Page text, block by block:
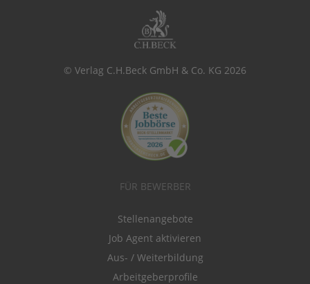
© Verlag C.H.Beck GmbH & Co. KG 2026
FÜR BEWERBER
Stellenangebote
Job Agent aktivieren
Aus- / Weiterbildung
Arbeitgeberprofile